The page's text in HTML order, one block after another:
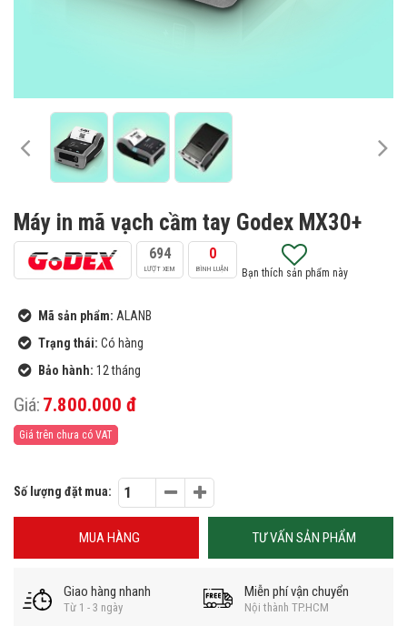
Máy in mã vạch cầm tay Godex MX30+
694
LƯỢT XEM
0
BÌNH LUẬN Bạn thích sản phẩm này
Mã sản phẩm: ALANB
Trạng thái: Có hàng
Bảo hành: 12 tháng
Giá: 7.800.000 đ
Giá trên chưa có VAT
Số lượng đặt mua:
MUA HÀNG TƯ VẤN SẢN PHẨM
Giao hàng nhanh
Từ 1 - 3 ngày
Miễn phí vận chuyển
Nội thành TP.HCM